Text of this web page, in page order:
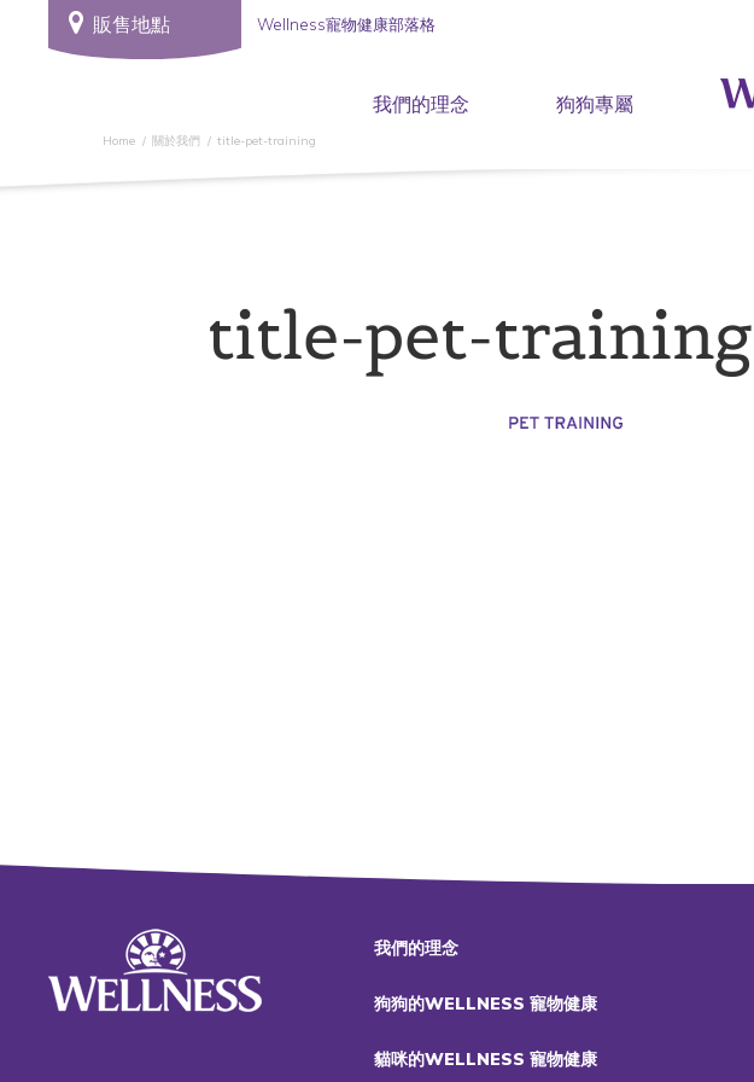
販售地點 Wellness寵物健康部落格
我們的理念 狗狗專屬
Home 關於我們 title-pet-training
title-pet-training
我們的理念
狗狗的WELLNESS 寵物健康
貓咪的WELLNESS 寵物健康